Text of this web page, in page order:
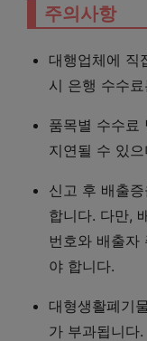
주의사항
대행업체에 직
시 은행 수수
품목별 수수료
지연될 수 있
신고 후 배출
합니다. 다만,
번호와 배출자
야 합니다.
대형생활폐기
가 부과됩니다.